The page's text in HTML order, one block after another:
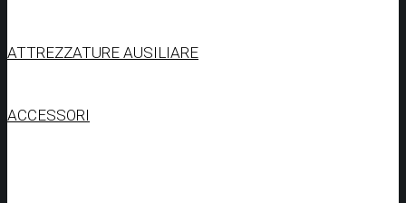
ATTREZZATURE AUSILIARE
ACCESSORI